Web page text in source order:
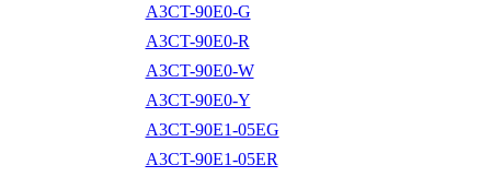
A3CT-90E0-G
A3CT-90E0-R
A3CT-90E0-W
A3CT-90E0-Y
A3CT-90E1-05EG
A3CT-90E1-05ER